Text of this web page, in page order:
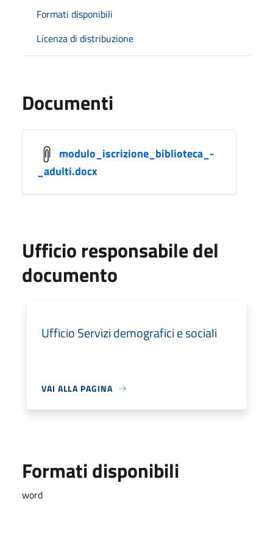
Formati disponibili
Licenza di distribuzione
Documenti
modulo_iscrizione_biblioteca_-
_adulti.docx
Ufficio responsabile del
documento
Ufficio Servizi demografici e sociali
VAI ALLA PAGINA
Formati disponibili
word